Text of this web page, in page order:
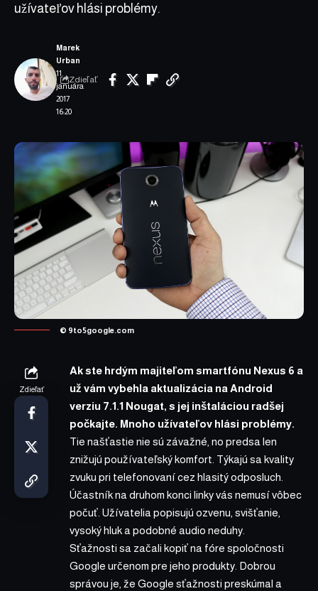
užívateľov hlási problémy.
11.
januára
2017
16:20
Marek
Urban
Zdieľať
© 9to5google.com
Zdieľať
Ak ste hrdým majiteľom smartfónu Nexus 6 a
už vám vybehla aktualizácia na Android
verziu 7.1.1 Nougat, s jej inštaláciou radšej
počkajte. Mnoho užívateľov hlási problémy.
Tie našťastie nie sú závažné, no predsa len
znižujú používateľský komfort. Týkajú sa kvality
zvuku pri telefonovaní cez hlasitý odposluch.
Účastník na druhom konci linky vás nemusí vôbec
počuť. Užívatelia popisujú ozvenu, svišťanie,
vysoký hluk a podobné audio neduhy.
Sťažnosti sa začali kopiť na fóre spoločnosti
Google určenom pre jeho produkty. Dobrou
správou je, že Google sťažnosti preskúmal a